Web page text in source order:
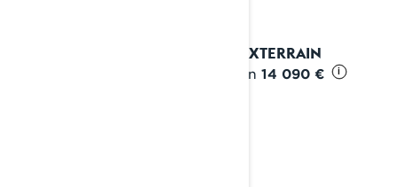
2027 XTERRAIN
Alkaen 14 090 € i